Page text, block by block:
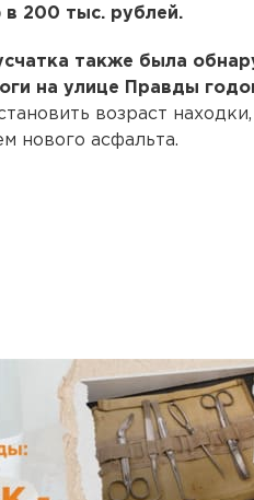
200 тыс. рублей.
также была
на улице Правды
возраст
нового асфальта.